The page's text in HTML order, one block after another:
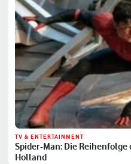
TV & ENTERTAINMENT
Spider-Man: Die
Holland